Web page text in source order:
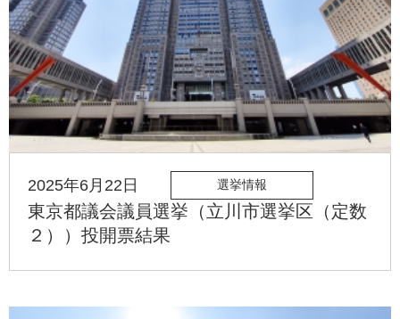
2025年6月22日 選挙情報
東京都議会議員選挙（立川市選挙区（定数
２））投開票結果